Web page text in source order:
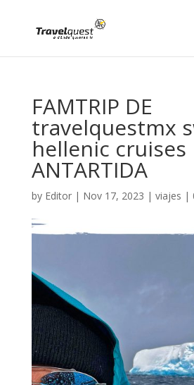
FAMTRIP DE
travelquestmx
hellenic cruises
ANTARTIDA
by Editor| Nov 17, 2023 | viajes |